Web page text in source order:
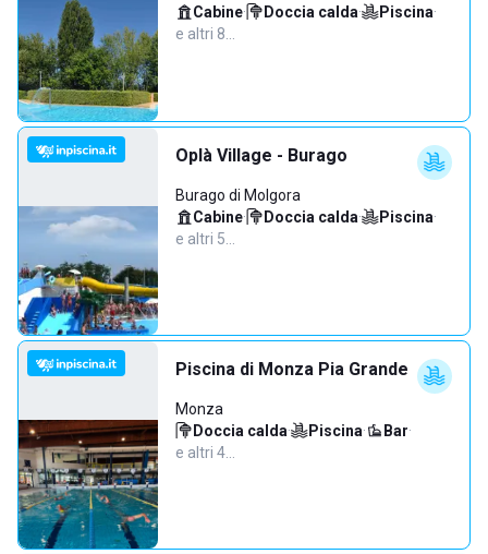
Cabine· Doccia calda· Piscina·
e altri 8…
Oplà Village - Burago
Burago di Molgora
Cabine· Doccia calda· Piscina·
e altri 5…
Piscina di Monza Pia Grande
Monza
Doccia calda· Piscina· Bar·
e altri 4…